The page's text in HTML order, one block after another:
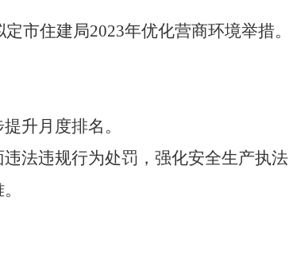
定市住建局2023年优化营商环境举措。
升月度排名。
法违规行为处罚，强化安全生产执法
。